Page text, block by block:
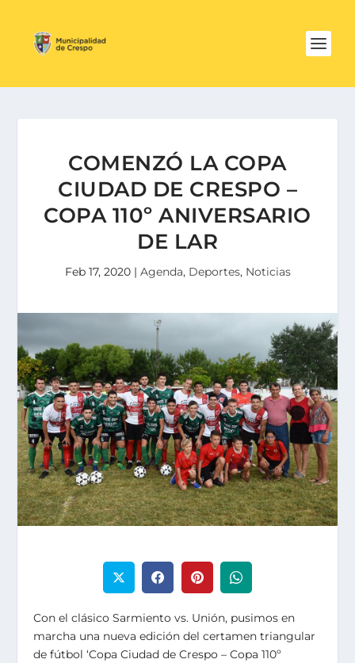
COMENZÓ LA COPA
CIUDAD DE CRESPO –
COPA 110º ANIVERSARIO
DE LAR
Feb 17, 2020| Agenda, Deportes, Noticias
Con el clásico Sarmiento vs. Unión, pusimos en
marcha una nueva edición del certamen triangular
de fútbol ‘Copa Ciudad de Crespo – Copa 110º